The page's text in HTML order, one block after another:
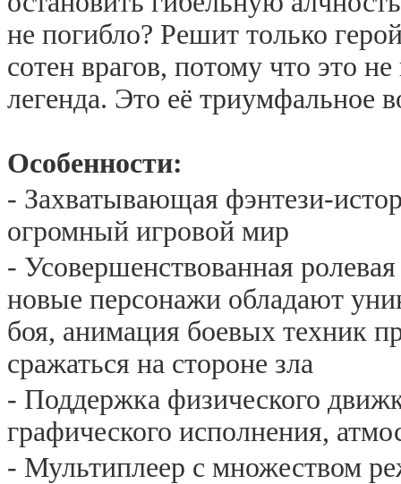
не погибло? Решит только
сотен врагов, потому что это не
легенда. Это её триумфальное
Особенности:
- Захватывающая фэнтези-
огромный игровой мир
- Усовершенствованная
новые персонажи обладают
боя, анимация боевых техник
сражаться на стороне зла
- Поддержка физического
графического исполнения,
- Мультиплеер с множеством